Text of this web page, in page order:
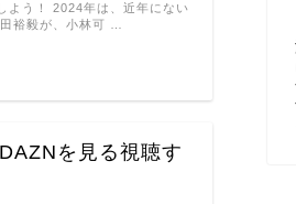
よう！ 2024年は、近年にない
裕毅が、小林可 …
を見る視聴す